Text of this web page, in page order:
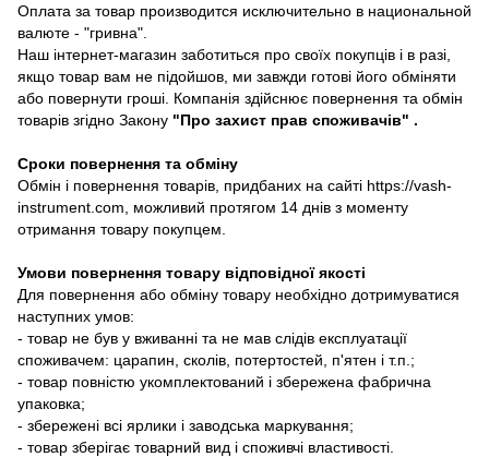
Оплата за товар производится исключительно в национальной
валюте - "гривна".
Наш інтернет-магазин заботиться про своїх покупців і в разі,
якщо товар вам не підойшов, ми завжди готові його обміняти
або повернути гроші. Компанія здійснює повернення та обмін
товарів згідно Закону "Про захист прав споживачів" .
Сроки повернення та обміну
Обмін і повернення товарів, придбаних на сайті https://vash-
instrument.com, можливий протягом 14 днів з моменту
отримання товару покупцем.
Умови повернення товару відповідної якості
Для повернення або обміну товару необхідно дотримуватися
наступних умов:
- товар не був у вживанні та не мав слідів експлуатації
споживачем: царапин, сколів, потертостей, п'ятен і т.п.;
- товар повністю укомплектований і збережена фабрична
упаковка;
- збережені всі ярлики і заводська маркування;
- товар зберігає товарний вид і споживчі властивості.